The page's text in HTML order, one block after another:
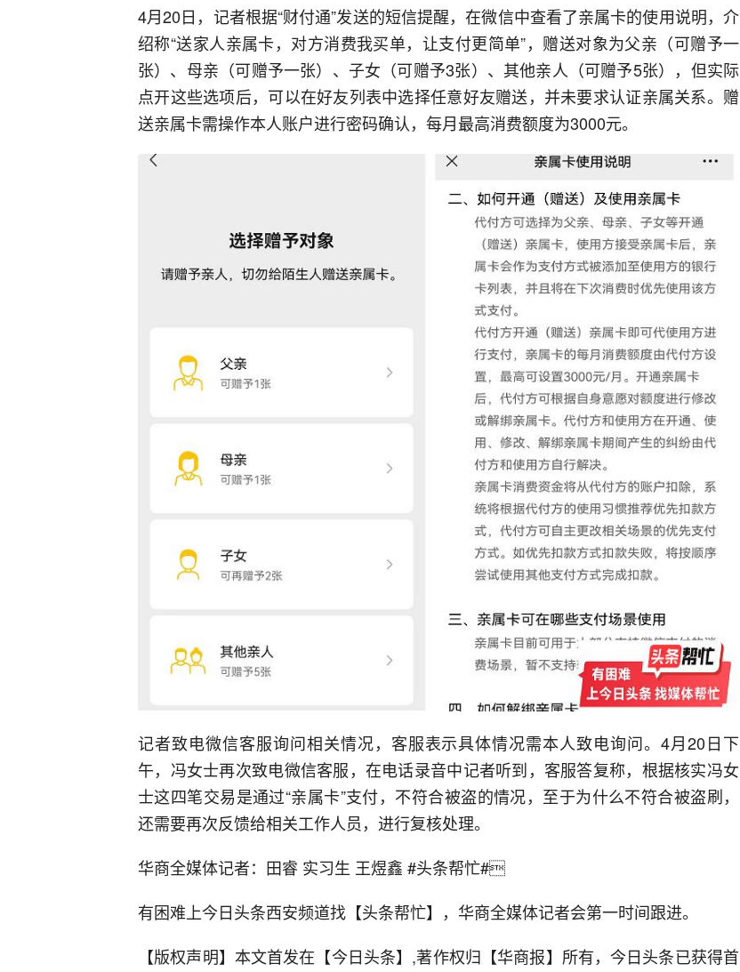
4月20日，记者根据“财付通”发送的短信提醒，在微信中查看了亲属卡的使用说明，介
绍称“送家人亲属卡，对方消费我买单，让支付更简单”，赠送对象为父亲（可赠予一
张）、母亲（可赠予一张）、子女（可赠予3张）、其他亲人（可赠予5张），但实际
点开这些选项后，可以在好友列表中选择任意好友赠送，并未要求认证亲属关系。赠
送亲属卡需操作本人账户进行密码确认，每月最高消费额度为3000元。
记者致电微信客服询问相关情况，客服表示具体情况需本人致电询问。4月20日下
午，冯女士再次致电微信客服，在电话录音中记者听到，客服答复称，根据核实冯女
士这四笔交易是通过“亲属卡”支付，不符合被盗的情况，至于为什么不符合被盗刷，
还需要再次反馈给相关工作人员，进行复核处理。
华商全媒体记者：田睿 实习生 王煜鑫 #头条帮忙#
有困难上今日头条西安频道找【头条帮忙】，华商全媒体记者会第一时间跟进。
【版权声明】本文首发在【今日头条】,著作权归【华商报】所有，今日头条已获得首